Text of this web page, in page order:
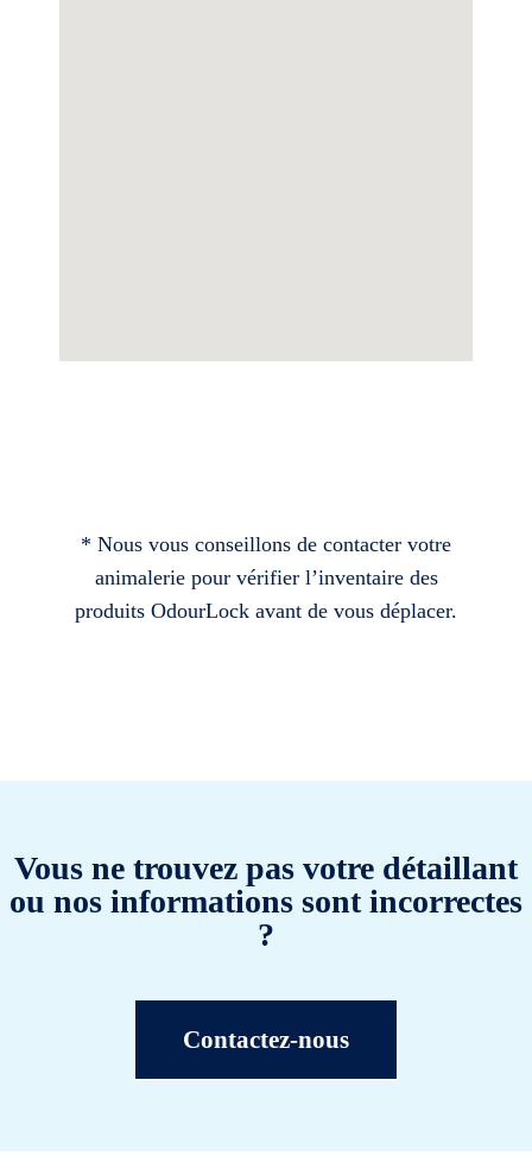
* Nous vous conseillons de contacter votre
animalerie pour vérifier l’inventaire des
produits OdourLock avant de vous déplacer.
Vous ne trouvez pas votre détaillant
ou nos informations sont incorrectes
?
Contactez-nous